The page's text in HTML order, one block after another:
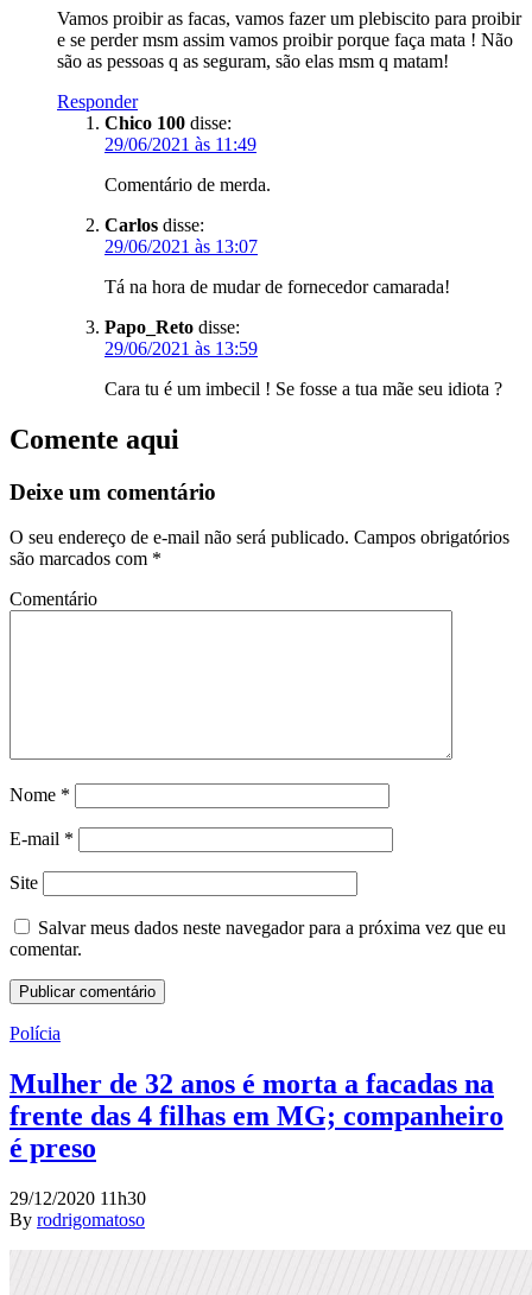
Vamos proibir as facas, vamos fazer um plebiscito para proibir
e se perder msm assim vamos proibir porque faça mata ! Não
são as pessoas q as seguram, são elas msm q matam!
Responder
Chico 100 disse:
29/06/2021 às 11:49
Comentário de merda.
Carlos disse:
29/06/2021 às 13:07
Tá na hora de mudar de fornecedor camarada!
Papo_Reto disse:
29/06/2021 às 13:59
Cara tu é um imbecil ! Se fosse a tua mãe seu idiota ?
Comente aqui
Deixe um comentário
O seu endereço de e-mail não será publicado. Campos obrigatórios
são marcados com *
Comentário
Nome *
E-mail *
Site
Salvar meus dados neste navegador para a próxima vez que eu
comentar.
Polícia
Mulher de 32 anos é morta a facadas na
frente das 4 filhas em MG; companheiro
é preso
29/12/2020 11h30
By rodrigomatoso